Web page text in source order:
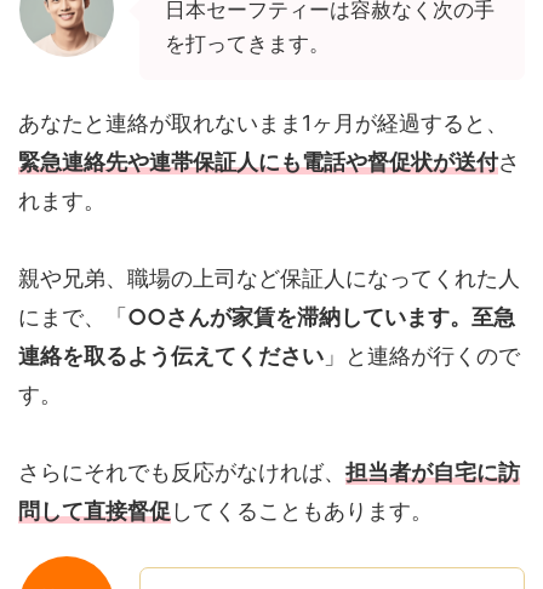
日本セーフティーは容赦なく次の手
を打ってきます。
あなたと連絡が取れないまま1ヶ月が経過すると、
緊急連絡先や連帯保証人にも電話や督促状が送付さ
れます。
親や兄弟、職場の上司など保証人になってくれた人
にまで、「 ○○さんが家賃を滞納しています。至急
連絡を取るよう伝えてください 」と連絡が行くので
す。
さらにそれでも反応がなければ、 担当者が自宅に訪
問して直接督促してくることもあります。